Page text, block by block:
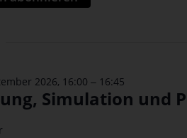
2026, 16:00 – 16:45
Simulation und